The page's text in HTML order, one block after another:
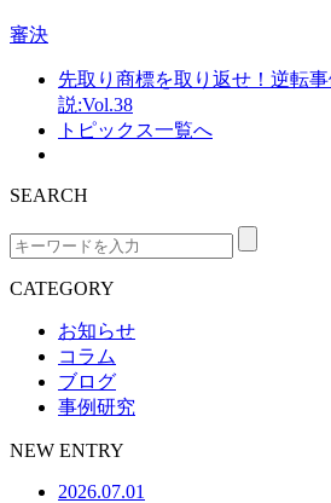
審決
先取り商標を取り返せ！逆転
説:Vol.38
トピックス一覧へ
SEARCH
CATEGORY
お知らせ
コラム
ブログ
事例研究
NEW ENTRY
2026.07.01